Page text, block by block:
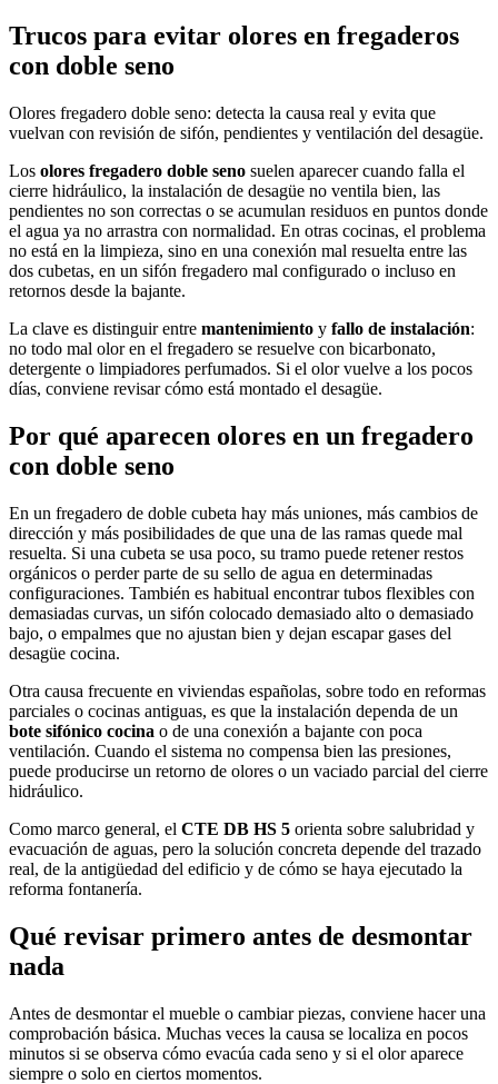
Trucos para evitar olores en fregaderos
con doble seno
Olores fregadero doble seno: detecta la causa real y evita que
vuelvan con revisión de sifón, pendientes y ventilación del desagüe.
Los olores fregadero doble seno suelen aparecer cuando falla el
cierre hidráulico, la instalación de desagüe no ventila bien, las
pendientes no son correctas o se acumulan residuos en puntos donde
el agua ya no arrastra con normalidad. En otras cocinas, el problema
no está en la limpieza, sino en una conexión mal resuelta entre las
dos cubetas, en un sifón fregadero mal configurado o incluso en
retornos desde la bajante.
La clave es distinguir entre mantenimiento y fallo de instalación:
no todo mal olor en el fregadero se resuelve con bicarbonato,
detergente o limpiadores perfumados. Si el olor vuelve a los pocos
días, conviene revisar cómo está montado el desagüe.
Por qué aparecen olores en un fregadero
con doble seno
En un fregadero de doble cubeta hay más uniones, más cambios de
dirección y más posibilidades de que una de las ramas quede mal
resuelta. Si una cubeta se usa poco, su tramo puede retener restos
orgánicos o perder parte de su sello de agua en determinadas
configuraciones. También es habitual encontrar tubos flexibles con
demasiadas curvas, un sifón colocado demasiado alto o demasiado
bajo, o empalmes que no ajustan bien y dejan escapar gases del
desagüe cocina.
Otra causa frecuente en viviendas españolas, sobre todo en reformas
parciales o cocinas antiguas, es que la instalación dependa de un
bote sifónico cocina o de una conexión a bajante con poca
ventilación. Cuando el sistema no compensa bien las presiones,
puede producirse un retorno de olores o un vaciado parcial del cierre
hidráulico.
Como marco general, el CTE DB HS 5 orienta sobre salubridad y
evacuación de aguas, pero la solución concreta depende del trazado
real, de la antigüedad del edificio y de cómo se haya ejecutado la
reforma fontanería.
Qué revisar primero antes de desmontar
nada
Antes de desmontar el mueble o cambiar piezas, conviene hacer una
comprobación básica. Muchas veces la causa se localiza en pocos
minutos si se observa cómo evacúa cada seno y si el olor aparece
siempre o solo en ciertos momentos.